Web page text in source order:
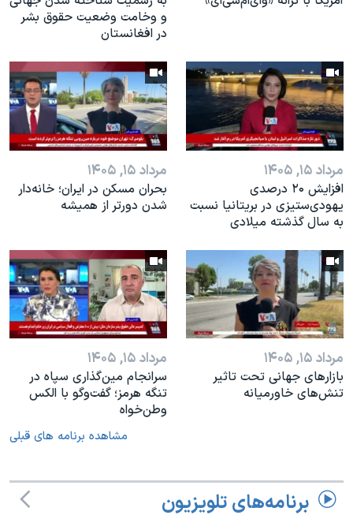
و وخامت وضعیت حقوق بشر
در افغانستان
مرداد ۱۵, ۱۴۰۵
افزایش ۲۰ درصدی
یهودی‌ستیزی در بریتانیا نسبت
به سال گذشته میلادی
مرداد ۱۵, ۱۴۰۵
بحران مسکن در ایران؛ خانه‌دار
شدن دورتر از همیشه
مرداد ۱۵, ۱۴۰۵
بازارهای جهانی تحت تاثیر
تنش‌های خاورمیانه
مرداد ۱۵, ۱۴۰۵
سرانجام مین‌گذاری‌ سپاه در
تنگه هرمز؛ گفت‌وگو با الکس
وطن‌خواه
مشاهده برنامه های قبلی
برنامه‌های تلویزیون